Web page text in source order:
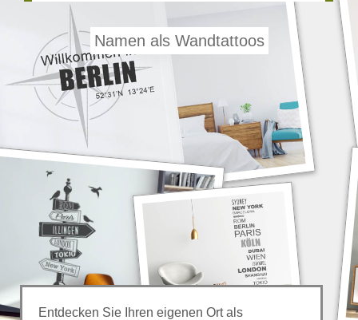
Namen als Wandtattoos
Entdecken Sie Ihren eigenen Ort als